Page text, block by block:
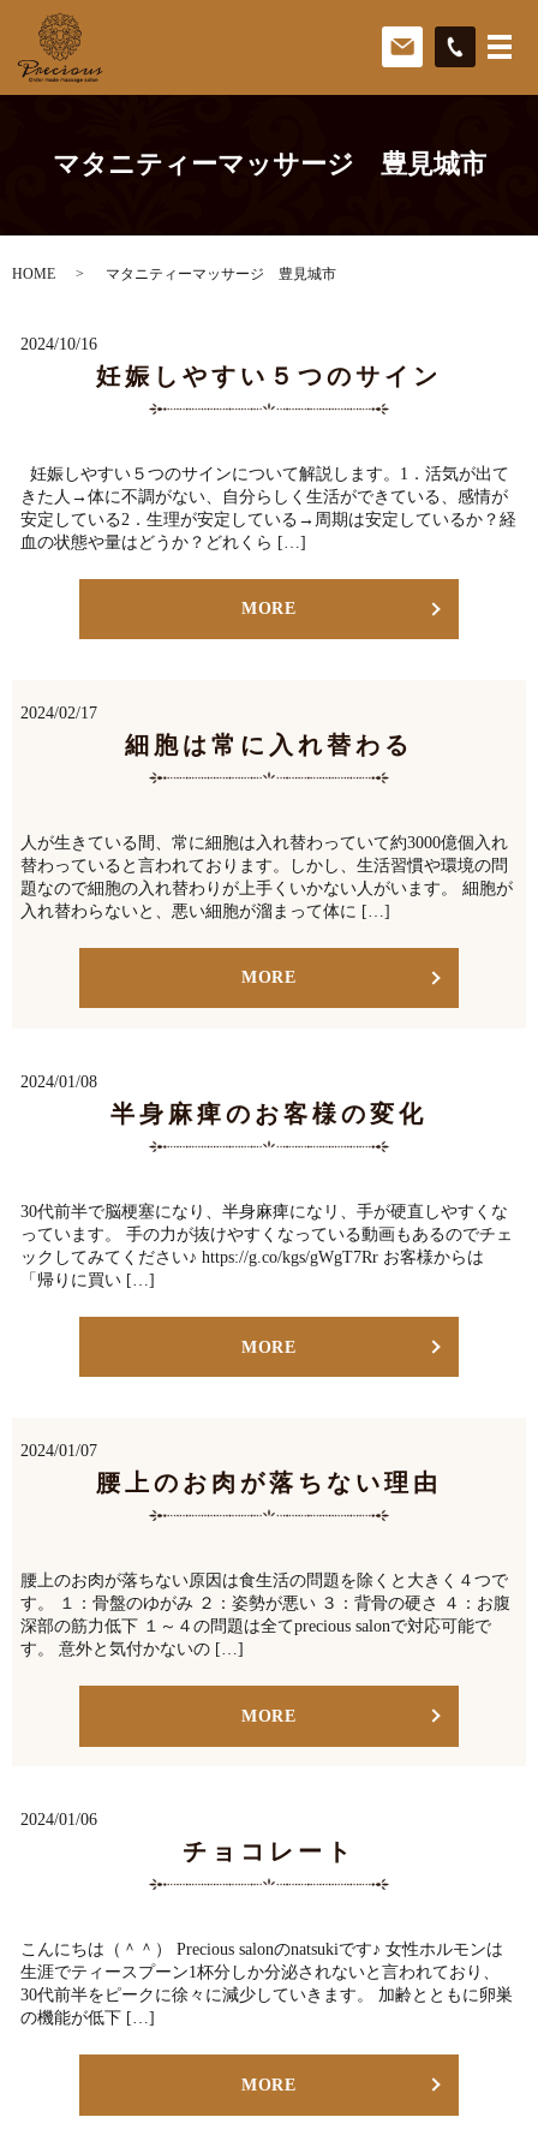
マタニティーマッサージ 豊見城市
HOME マタニティーマッサージ 豊見城市
2024/10/16
妊娠しやすい５つのサイン
妊娠しやすい５つのサインについて解説します。1．活気が出て
きた人→体に不調がない、自分らしく生活ができている、感情が
安定している2．生理が安定している→周期は安定しているか？経
血の状態や量はどうか？どれくら […]
MORE
2024/02/17
細胞は常に入れ替わる
人が生きている間、常に細胞は入れ替わっていて約3000億個入れ
替わっていると言われております。しかし、生活習慣や環境の問
題なので細胞の入れ替わりが上手くいかない人がいます。 細胞が
入れ替わらないと、悪い細胞が溜まって体に […]
MORE
2024/01/08
半身麻痺のお客様の変化
30代前半で脳梗塞になり、半身麻痺になリ、手が硬直しやすくな
っています。 手の力が抜けやすくなっている動画もあるのでチェ
ックしてみてください♪ https://g.co/kgs/gWgT7Rr お客様からは
「帰りに買い […]
MORE
2024/01/07
腰上のお肉が落ちない理由
腰上のお肉が落ちない原因は食生活の問題を除くと大きく４つで
す。 １：骨盤のゆがみ ２：姿勢が悪い ３：背骨の硬さ ４：お腹
深部の筋力低下 １～４の問題は全てprecious salonで対応可能で
す。 意外と気付かないの […]
MORE
2024/01/06
チョコレート
こんにちは（＾＾） Precious salonのnatsukiです♪ 女性ホルモンは
生涯でティースプーン1杯分しか分泌されないと言われており、
30代前半をピークに徐々に減少していきます。 加齢とともに卵巣
の機能が低下 […]
MORE